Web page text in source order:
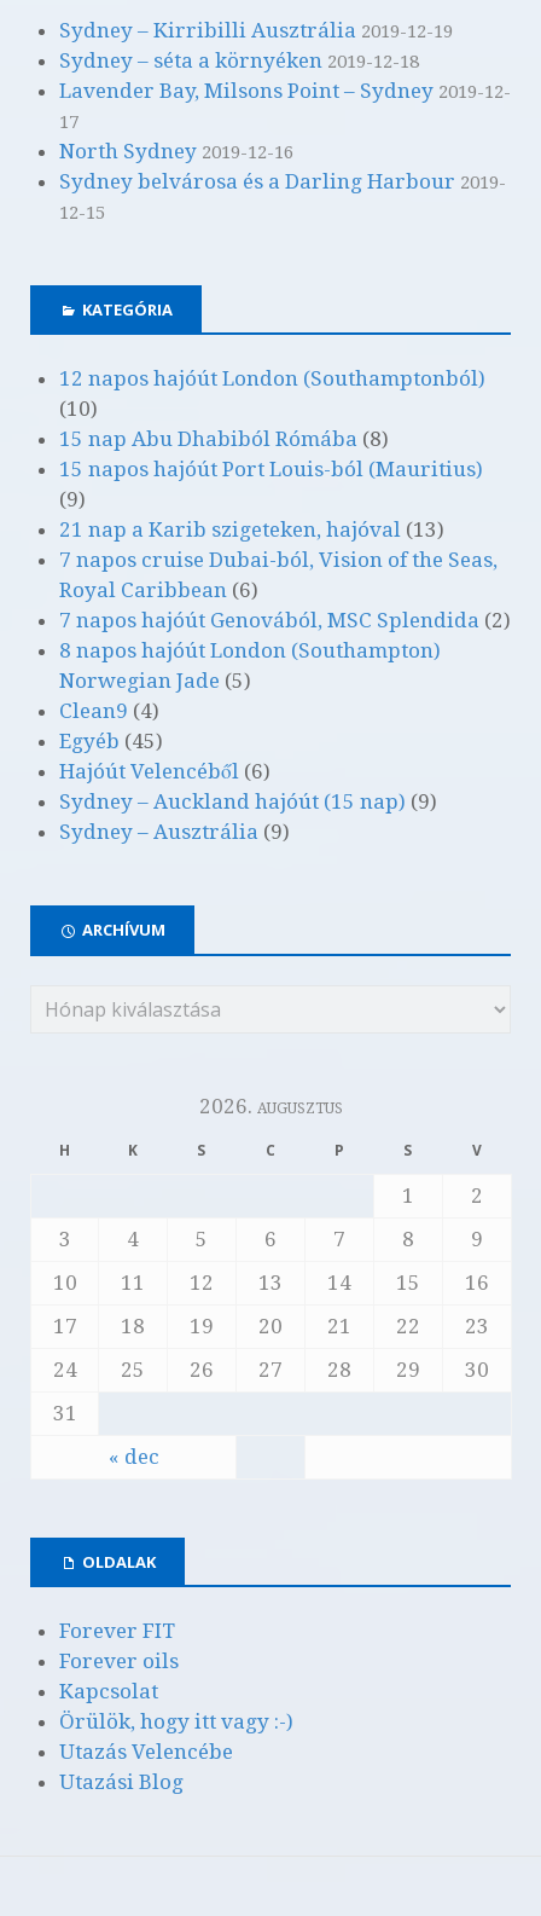
Sydney – Kirribilli Ausztrália 2019-12-19
Sydney – séta a környéken 2019-12-18
Lavender Bay, Milsons Point – Sydney 2019-12-
17
North Sydney 2019-12-16
Sydney belvárosa és a Darling Harbour 2019-
12-15
KATEGÓRIA
12 napos hajóút London (Southamptonból)
(10)
15 nap Abu Dhabiból Rómába (8)
15 napos hajóút Port Louis-ból (Mauritius)
(9)
21 nap a Karib szigeteken, hajóval (13)
7 napos cruise Dubai-ból, Vision of the Seas,
Royal Caribbean (6)
7 napos hajóút Genovából, MSC Splendida (2)
8 napos hajóút London (Southampton)
Norwegian Jade (5)
Clean9 (4)
Egyéb (45)
Hajóút Velencéből (6)
Sydney – Auckland hajóút (15 nap) (9)
Sydney – Ausztrália (9)
ARCHÍVUM
2026. augusztus
H K S C P S V
« dec
1
2
3
4 5 6 7 8
9
10
11 12 13 14 15
16
17
18 19 20 21 22
23
24
25 26 27 28 29
30
31
OLDALAK
Forever FIT
Forever oils
Kapcsolat
Örülök, hogy itt vagy :-)
Utazás Velencébe
Utazási Blog